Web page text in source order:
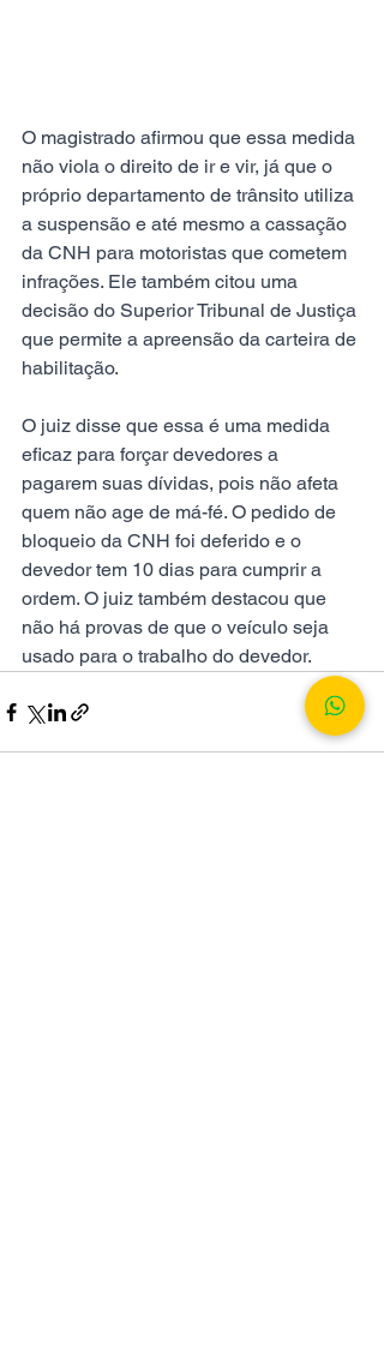
O magistrado afirmou que essa medida
não viola o direito de ir e vir, já que o
próprio departamento de trânsito utiliza
a suspensão e até mesmo a cassação
da CNH para motoristas que cometem
infrações. Ele também citou uma
decisão do Superior Tribunal de Justiça
que permite a apreensão da carteira de
habilitação.
O juiz disse que essa é uma medida
eficaz para forçar devedores a
pagarem suas dívidas, pois não afeta
quem não age de má-fé. O pedido de
bloqueio da CNH foi deferido e o
devedor tem 10 dias para cumprir a
ordem. O juiz também destacou que
não há provas de que o veículo seja
usado para o trabalho do devedor.